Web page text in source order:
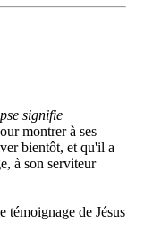
signifie
montrer à ses
bientôt, et qu'il a
à son serviteur
témoignage de Jésus